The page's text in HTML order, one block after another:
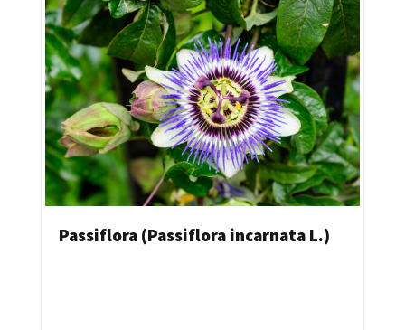
Passiflora (Passiflora incarnata L.)